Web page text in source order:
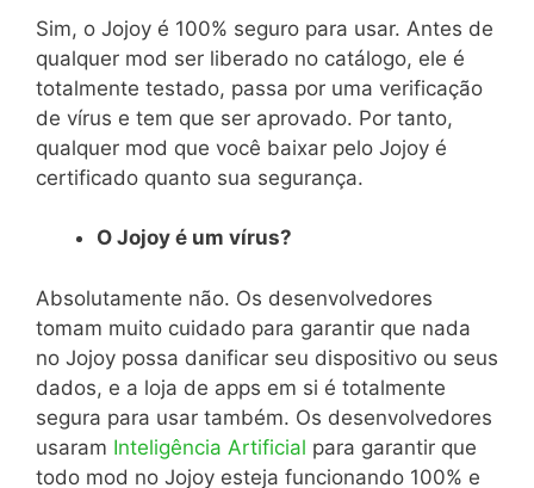
Sim, o Jojoy é 100% seguro para usar. Antes de
qualquer mod ser liberado no catálogo, ele é
totalmente testado, passa por uma verificação
de vírus e tem que ser aprovado. Por tanto,
qualquer mod que você baixar pelo Jojoy é
certificado quanto sua segurança.
O Jojoy é um vírus?
Absolutamente não. Os desenvolvedores
tomam muito cuidado para garantir que nada
no Jojoy possa danificar seu dispositivo ou seus
dados, e a loja de apps em si é totalmente
segura para usar também. Os desenvolvedores
usaram Inteligência Artificial para garantir que
todo mod no Jojoy esteja funcionando 100% e